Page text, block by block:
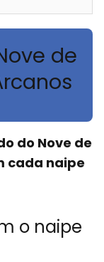
de
do Nove de
cada naipe
o naipe